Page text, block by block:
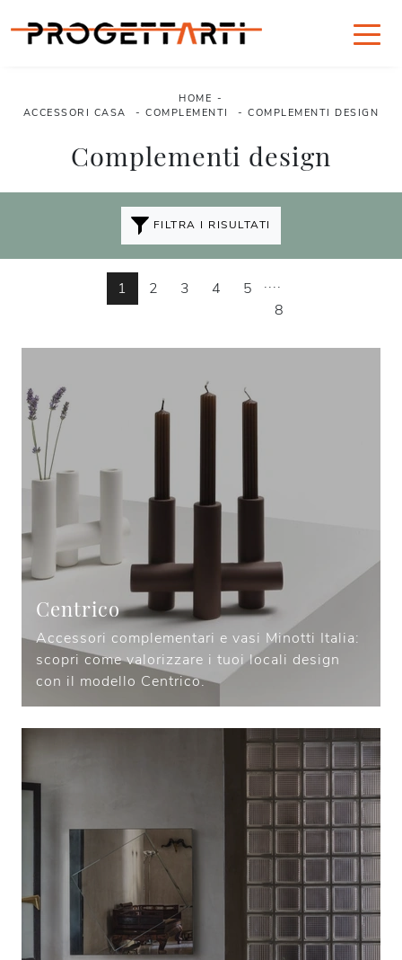
HOME -
ACCESSORI CASA
-COMPLEMENTI -COMPLEMENTI DESIGN
Complementi design
FILTRA I RISULTATI
1 2 3 4 5
....
8
Centrico
Accessori complementari e vasi Minotti Italia:
scopri come valorizzare i tuoi locali design
con il modello Centrico.